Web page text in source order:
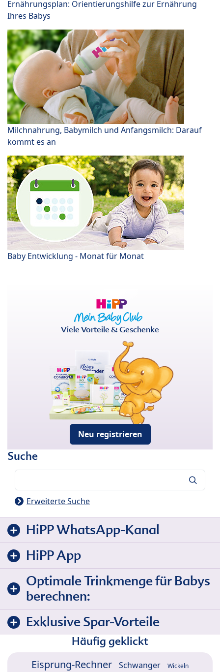
Ernährungsplan: Orientierungshilfe zur Ernährung
Ihres Babys
Milchnahrung, Babymilch und Anfangsmilch: Darauf
kommt es an
Baby Entwicklung - Monat für Monat
Viele Vorteile & Geschenke
Neu registrieren
Suche
Erweiterte Suche
HiPP WhatsApp-Kanal
HiPP App
Optimale Trinkmenge für Babys
berechnen:
Exklusive Spar-Vorteile
Häufig geklickt
Eisprung-Rechner Schwanger Wickeln